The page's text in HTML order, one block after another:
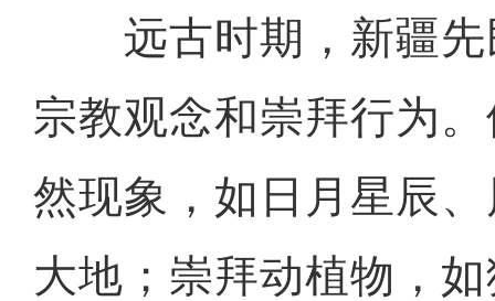
远古时期，新疆先
宗教观念和崇拜行为
然现象，如日月星辰
大地；崇拜动植物，